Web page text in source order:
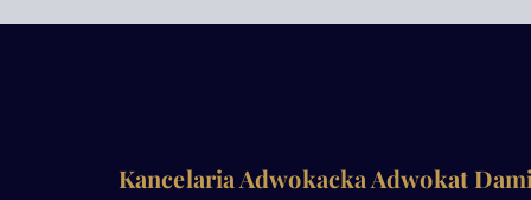
Kancelaria Adwokacka Adwokat